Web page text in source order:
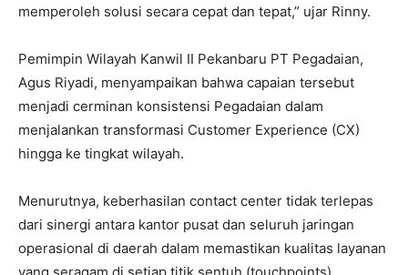
memperoleh solusi secara cepat dan tepat,” ujar Rinny.
Pemimpin Wilayah Kanwil II Pekanbaru PT Pegadaian,
Agus Riyadi, menyampaikan bahwa capaian tersebut
menjadi cerminan konsistensi Pegadaian dalam
menjalankan transformasi Customer Experience (CX)
hingga ke tingkat wilayah.
Menurutnya, keberhasilan contact center tidak terlepas
dari sinergi antara kantor pusat dan seluruh jaringan
operasional di daerah dalam memastikan kualitas layanan